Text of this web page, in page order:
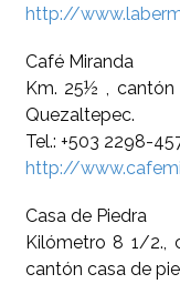
http://
Café Miranda
Km. 25½ , cantón
Quezaltepec.
Tel.: +503 2298-
http://
Casa de Piedra
Kilómetro 8 1/2.,
cantón casa de